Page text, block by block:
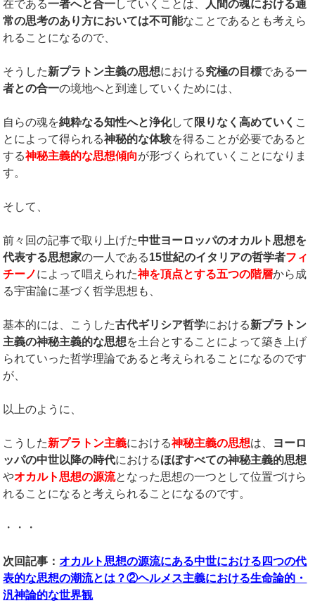
在である一者へと合一していくことは、 人間の魂における通
常の思考のあり方においては不可能なことであるとも考えら
れることになるので、
そうした新プラトン主義の思想における究極の目標である一
者との合一の境地へと到達していくためには、
自らの魂を純粋なる知性へと浄化して 限りなく高めていく こ
とによって得られる神秘的な体験を得ることが必要であると
する神秘主義的な思想傾向が形づくられていくことになりま
す。
そして、
前々回の記事で取り上げた中世ヨーロッパのオカルト思想を
代表する思想家の一人である15世紀のイタリアの哲学者フィ
チーノによって唱えられた神を頂点とする五つの階層から成
る宇宙論に基づく哲学思想も、
基本的には、こうした古代ギリシア哲学における新プラトン
主義の神秘主義的な思想を土台とすることによって築き上げ
られていった哲学理論であると考えられることになるのです
が、
以上のように、
こうした新プラトン主義における神秘主義の思想は、 ヨーロ
ッパの中世以降の時代におけるほぼすべての神秘主義的思想
やオカルト思想の源流となった思想の一つとして位置づけら
れることになると考えられることになるのです。
・・・
次回記事：オカルト思想の源流にある中世における四つの代
表的な思想の潮流とは？②ヘルメス主義における生命論的・
汎神論的な世界観